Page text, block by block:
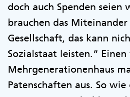
doch auch Spenden seien
brauchen das
Gesellschaft, das kann
Sozialstaat leisten.“
Mehrgenerationenhaus
Patenschaften aus. So